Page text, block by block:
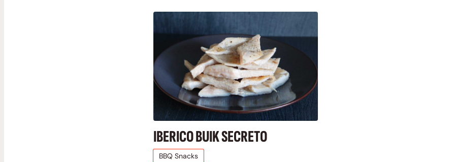
IBERICO BUIK SECRETO
BBQ Snacks